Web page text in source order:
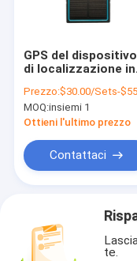
GPS del dispositivo
di localizzazione in
fili che segue
l'inseguitore di GPS
dell'automobile 4G
Prezzo:$30.00/Sets-$55.00/
MOQ:insiemi 1
Ottieni l'ultimo prezzo
Contattaci
te.